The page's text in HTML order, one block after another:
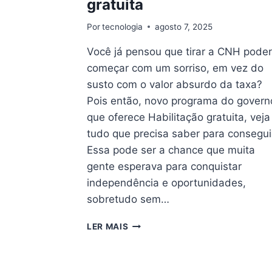
gratuita
Por tecnologia agosto 7, 2025
Você já pensou que tirar a CNH
começar com um sorriso, em vez do
susto com o valor absurdo da taxa?
Pois então, novo programa do
que oferece Habilitação gratuita, veja
tudo que precisa saber para
Essa pode ser a chance que muita
gente esperava para conquistar
independência e oportunidades,
sobretudo sem…
LER MAIS NOVO